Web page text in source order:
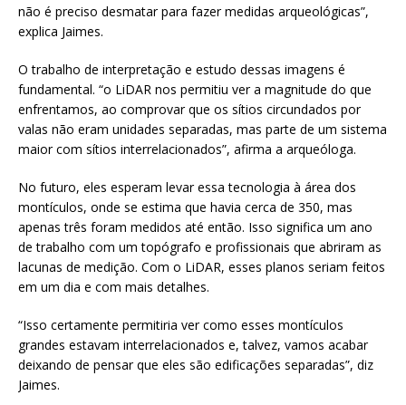
não é preciso desmatar para fazer medidas arqueológicas”,
explica Jaimes.
O trabalho de interpretação e estudo dessas imagens é
fundamental. “o LiDAR nos permitiu ver a magnitude do que
enfrentamos, ao comprovar que os sítios circundados por
valas não eram unidades separadas, mas parte de um sistema
maior com sítios interrelacionados”, afirma a arqueóloga.
No futuro, eles esperam levar essa tecnologia à área dos
montículos, onde se estima que havia cerca de 350, mas
apenas três foram medidos até então. Isso significa um ano
de trabalho com um topógrafo e profissionais que abriram as
lacunas de medição. Com o LiDAR, esses planos seriam feitos
em um dia e com mais detalhes.
“Isso certamente permitiria ver como esses montículos
grandes estavam interrelacionados e, talvez, vamos acabar
deixando de pensar que eles são edificações separadas”, diz
Jaimes.